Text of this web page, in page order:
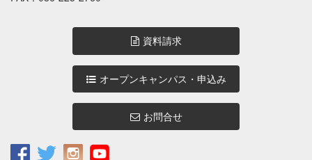
資料請求
オープンキャンパス・申込み
お問合せ